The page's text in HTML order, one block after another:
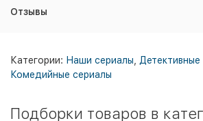
Отзывы
Категории: Наши сериалы Детективные
Комедийные сериалы
Подборки товаров в